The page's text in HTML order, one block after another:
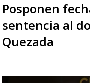
Posponen
sentencia al
Quezada